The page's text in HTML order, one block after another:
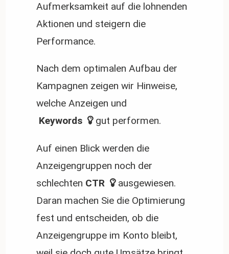
Aufmerksamkeit auf die lohnenden
Aktionen und steigern die
Performance.
Nach dem optimalen Aufbau der
Kampagnen zeigen wir Hinweise,
welche Anzeigen und
Keywords
gut performen.
Auf einen Blick werden die
Anzeigengruppen noch der
schlechten CTR
ausgewiesen.
Daran machen Sie die Optimierung
fest und entscheiden, ob die
Anzeigengruppe im Konto bleibt,